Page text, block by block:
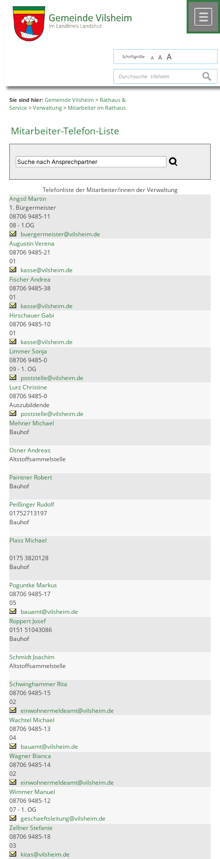
Schriftgröße A A A
Sie sind hier: Gemeinde Vilsheim > Rathaus &
Service > Verwaltung > Mitarbeiter im Rathaus
Mitarbeiter-Telefon-Liste
Telefonliste der Mitarbeiter/innen der Verwaltung
Angstl Martin
1. Bürgermeister
08706 9485-11
08 - 1.OG
buergermeister@vilsheim.de
Augustin Verena
08706 9485-21
01
kasse@vilsheim.de
Fischer Andrea
08706 9485-38
01
kasse@vilsheim.de
Hirschauer Gabi
08706 9485-10
01
kasse@vilsheim.de
Limmer Sonja
08706 9485-0
09 - 1. OG
poststelle@vilsheim.de
Lurz Christine
08706 9485-0
Auszubildende
poststelle@vilsheim.de
Mehner Michael
Bauhof
Osner Andreas
Altstoffsammelstelle
Paintner Robert
Bauhof
Peißinger Rudolf
01752713197
Bauhof
Plass Michael
0175 3820128
Bauhof
Poguntke Markus
08706 9485-17
05
bauamt@vilsheim.de
Roppert Josef
0151 51043086
Bauhof
Schmidt Joachim
Altstoffsammelstelle
Schwinghammer Rita
08706 9485-15
02
einwohnermeldeamt@vilsheim.de
Wachtel Michael
08706 9485-13
04
bauamt@vilsheim.de
Wagner Bianca
08706 9485-14
02
einwohnermeldeamt@vilsheim.de
Wimmer Manuel
08706 9485-12
07 - 1. OG
geschaeftsleitung@vilsheim.de
Zellner Stefanie
08706 9485-18
03
kitas@vilsheim.de